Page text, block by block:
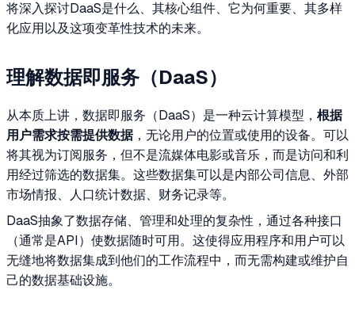
将深入探讨DaaS是什么、其核心组件、它为何重要、其多样
化应用以及这项变革性技术的未来。
理解数据即服务（DaaS）
从本质上讲，数据即服务（DaaS）是一种云计算模型， 根据
用户需求按需提供数据，无论用户的位置或使用的设备。可以
将其视为订阅服务，但不是流媒体电影或音乐，而是访问和利
用经过筛选的数据集。这些数据集可以是内部公司信息、外部
市场情报、人口统计数据、财务记录等。
DaaS抽象了数据存储、管理和处理的复杂性，通过各种接口
（通常是API）使数据随时可用。这使得应用程序和用户可以
无缝地将数据集成到他们的工作流程中，而无需构建或维护自
己的数据基础设施。